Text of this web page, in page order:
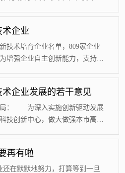
自本通知发布之日起5个工作日
新技术企业认定发展工作领导小
术企业
技术培育企业名单，809家企业
强企业自主创新能力，支持和
潜力的科技型中小企业予以重点
入选培育名单的企业，一是加强
企业发展的若干意见
局： 为深入实施创新驱动发展
技创新中心，做大做强本市高新
十九大精神，大力实施创新驱动
的科技创新中心，积极营造一流
再有啦
在默默地努力，打算等到一旦